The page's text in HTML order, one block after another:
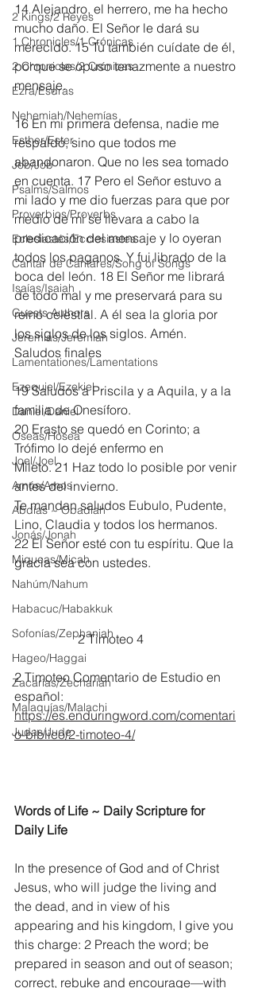
2 Kings/2 Reyes
1 Chronicles/1 Crónicas
2 Chronicles/2 Crónicas
Ezra/Esdras
Nehemiah/Nehemías
Esther/Ester
Job/Job
Psalms/Salmos
Proverbios/Proverbs
Eclesiastés/Ecclesiastes
Cantar de Cantares/Song of Songs
Isaías/Isaiah
Guests Authors
Jeremias/Jeremiah
Lamentationes/Lamentations
Ezequiel/Ezekiel
Daniel/Daniel
Oseas/Hosea
Joel/Joel
Amós/Amos
Abdías ~ Obadiah
Jonás/Jonah
Miqueas/Micah
Nahúm/Nahum
Habacuc/Habakkuk
Sofonías/Zephaniah
Hageo/Haggai
Zacarías/Zechariah
Malaquías/Malachi
Judas/Jude
14 Alejandro, el herrero, me ha hecho
mucho daño. El Señor le dará su
merecido. 15 Tú también cuídate de él,
porque se opuso tenazmente a nuestro
mensaje.
16 En mi primera defensa, nadie me
respaldó, sino que todos me
abandonaron. Que no les sea tomado
en cuenta. 17 Pero el Señor estuvo a
mi lado y me dio fuerzas para que por
medio de mí se llevara a cabo la
predicación del mensaje y lo oyeran
todos los paganos. Y fui librado de la
boca del león. 18 El Señor me librará
de todo mal y me preservará para su
reino celestial. A él sea la gloria por
los siglos de los siglos. Amén.
Saludos finales
19 Saludos a Priscila y a Aquila, y a la
familia de Onesíforo.
20 Erasto se quedó en Corinto; a
Trófimo lo dejé enfermo en
Mileto. 21 Haz todo lo posible por venir
antes del invierno.
Te mandan saludos Eubulo, Pudente,
Lino, Claudia y todos los hermanos.
22 El Señor esté con tu espíritu. Que la
gracia sea con ustedes.
		2 Timoteo 4
2 Timoteo Comentario de Estudio en
español:
https://es.enduringword.com/comentari
o-biblico/2-timoteo-4/
Words of Life ~ Daily Scripture for
Daily Life
In the presence of God and of Christ
Jesus, who will judge the living and
the dead, and in view of his
appearing and his kingdom, I give you
this charge: 2 Preach the word; be
prepared in season and out of season;
correct, rebuke and encourage—with